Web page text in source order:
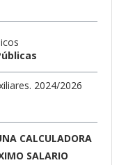
2024/2026
CALCULADORA
SALARIO